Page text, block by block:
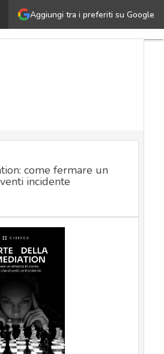
Aggiungi tra i preferiti su Google
security nel settore delle
come fermare un
incidente